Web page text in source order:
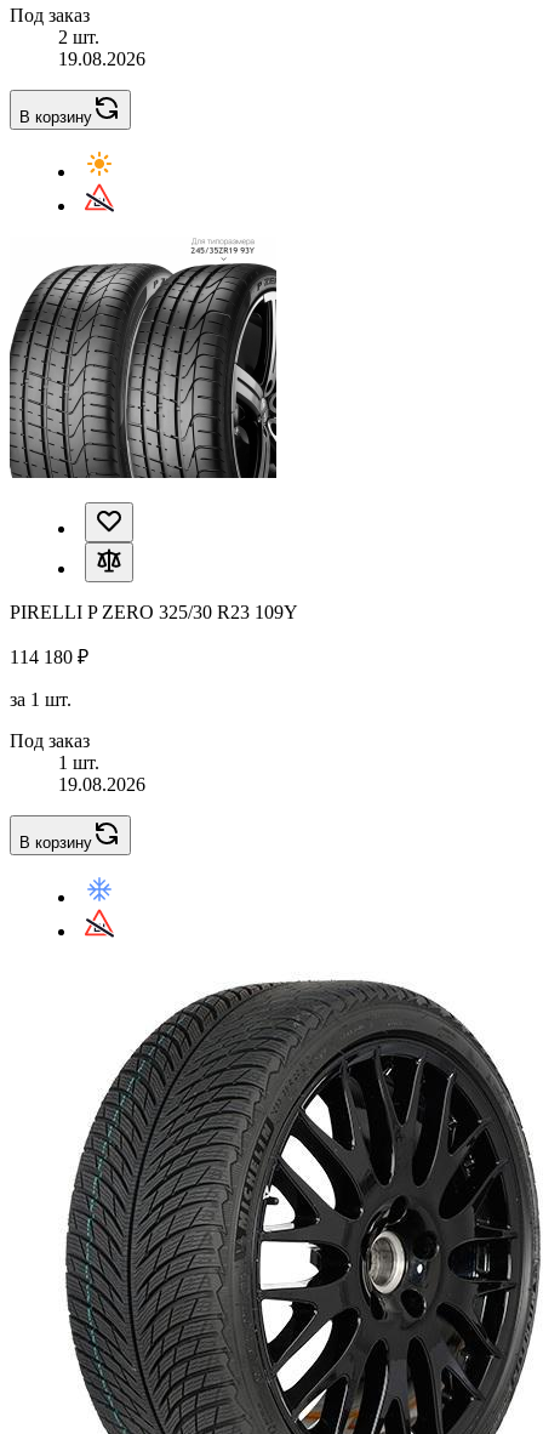
Под заказ
2 шт.
19.08.2026
В корзину
PIRELLI P ZERO 325/30 R23 109Y
114 180 ₽
за 1 шт.
Под заказ
1 шт.
19.08.2026
В корзину